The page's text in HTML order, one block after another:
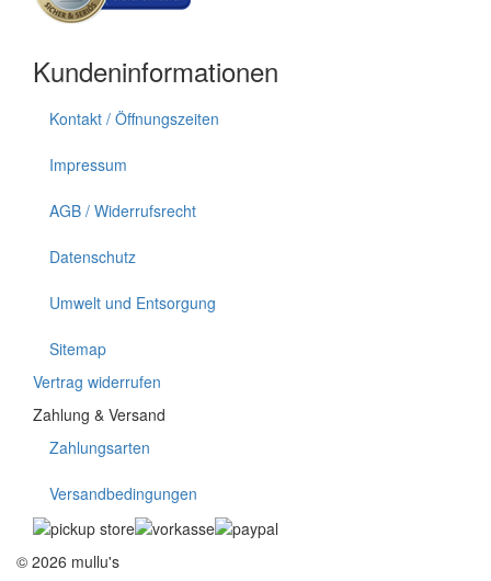
Kundeninformationen
Kontakt / Öffnungszeiten
Impressum
AGB / Widerrufsrecht
Datenschutz
Umwelt und Entsorgung
Sitemap
Vertrag widerrufen
Zahlung & Versand
Zahlungsarten
Versandbedingungen
© 2026 mullu's